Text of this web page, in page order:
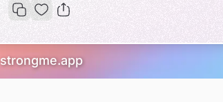
strongme.app